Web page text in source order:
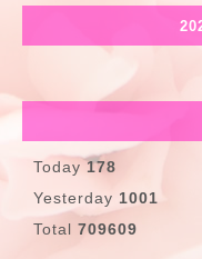
Today178
Yesterday 1001
Total 709609